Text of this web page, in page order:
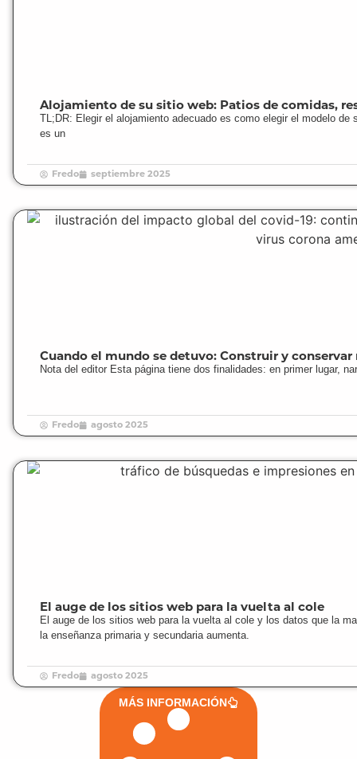
Alojamiento de su sitio web: Patios de comidas,
TL;DR: Elegir el alojamiento adecuado es como elegir el modelo
es un
Fredo septiembre 2025
Cuando el mundo se detuvo: Construir y conservar
Nota del editor Esta página tiene dos finalidades: en primer lugar,
Fredo agosto 2025
El auge de los sitios web para la vuelta al cole
El auge de los sitios web para la vuelta al cole y los datos que la
la enseñanza primaria y secundaria aumenta.
Fredo agosto 2025
MÁS INFORMACIÓN